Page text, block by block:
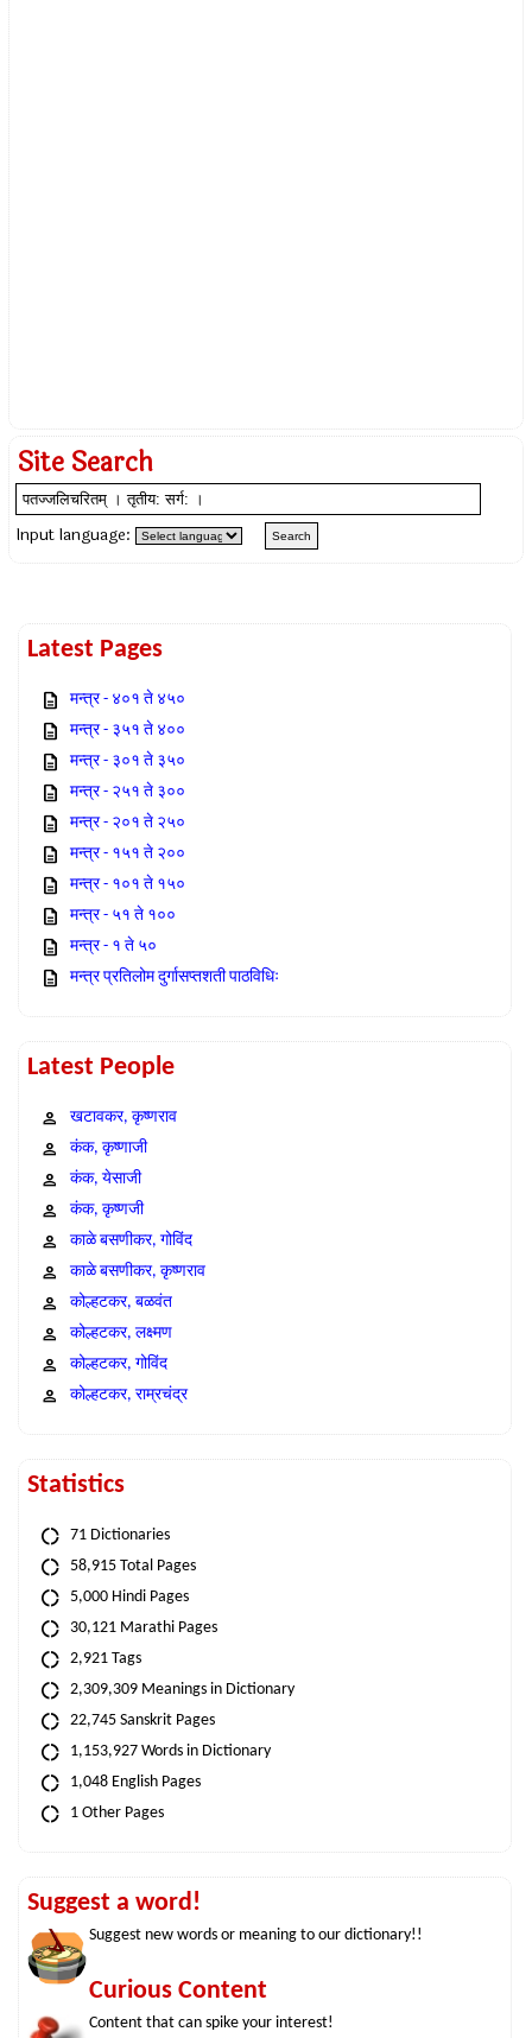
Site Search
Input language:
Latest Pages
मन्त्र - ४०१ ते ४५०
मन्त्र - ३५१ ते ४००
मन्त्र - ३०१ ते ३५०
मन्त्र - २५१ ते ३००
मन्त्र - २०१ ते २५०
मन्त्र - १५१ ते २००
मन्त्र - १०१ ते १५०
मन्त्र - ५१ ते १००
मन्त्र - १ ते ५०
मन्त्र प्रतिलोम दुर्गासप्तशती पाठविधिः
Latest People
खटावकर, कृष्णराव
कंक, कृष्णाजी
कंक, येसाजी
कंक, कृष्णजी
काळे बसणीकर, गोविंद
काळे बसणीकर, कृष्णराव
कोल्हटकर, बळवंत
कोल्हटकर, लक्ष्मण
कोल्हटकर, गोविंद
कोल्हटकर, राम्रचंद्र
Statistics
71 Dictionaries
58,915 Total Pages
5,000 Hindi Pages
30,121 Marathi Pages
2,921 Tags
2,309,309 Meanings in Dictionary
22,745 Sanskrit Pages
1,153,927 Words in Dictionary
1,048 English Pages
1 Other Pages
Suggest a word!
Suggest new words or meaning to our dictionary!!
Curious Content
Content that can spike your interest!